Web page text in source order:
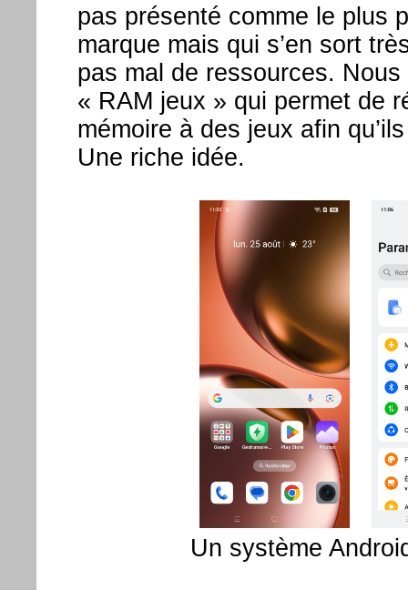
pas présenté comme le plus
marque mais qui s’en sort
pas mal de ressources.
« RAM jeux » qui permet de
mémoire à des jeux afin
Une riche idée.
Un système